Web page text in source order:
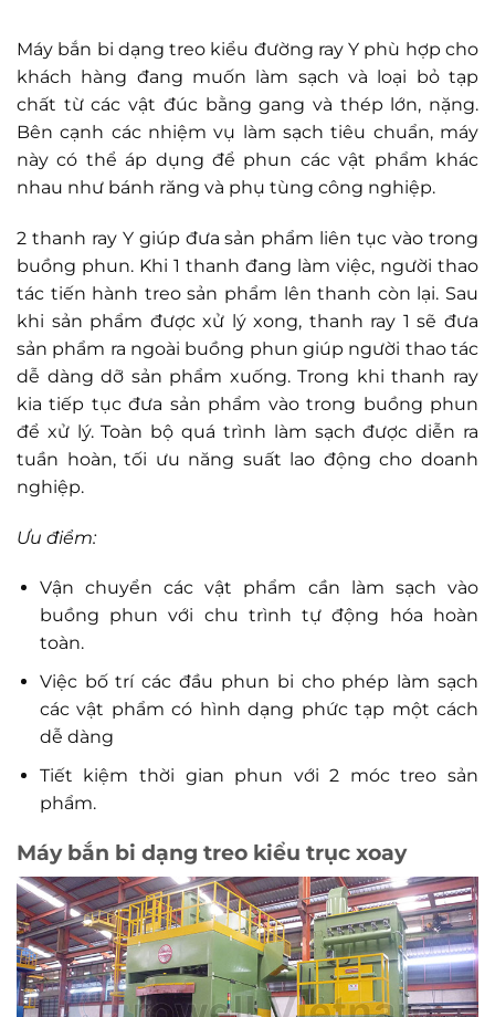
Máy bắn bi dạng treo kiểu đường ray Y phù hợp cho
khách hàng đang muốn làm sạch và loại bỏ tạp
chất từ ​​các vật đúc bằng gang và thép lớn, nặng.
Bên cạnh các nhiệm vụ làm sạch tiêu chuẩn, máy
này có thể áp dụng để phun các vật phẩm khác
nhau như bánh răng và phụ tùng công nghiệp.
2 thanh ray Y giúp đưa sản phẩm liên tục vào trong
buồng phun. Khi 1 thanh đang làm việc, người thao
tác tiến hành treo sản phẩm lên thanh còn lại. Sau
khi sản phẩm được xử lý xong, thanh ray 1 sẽ đưa
sản phẩm ra ngoài buồng phun giúp người thao tác
dễ dàng dỡ sản phẩm xuống. Trong khi thanh ray
kia tiếp tục đưa sản phẩm vào trong buồng phun
để xử lý. Toàn bộ quá trình làm sạch được diễn ra
tuần hoàn, tối ưu năng suất lao động cho doanh
nghiệp.
Ưu điểm:
Vận chuyển các vật phẩm cần làm sạch vào
buồng phun với chu trình tự động hóa hoàn
toàn.
Việc bố trí các đầu phun bi cho phép làm sạch
các vật phẩm có hình dạng phức tạp một cách
dễ dàng
Tiết kiệm thời gian phun với 2 móc treo sản
phẩm.
Máy bắn bi dạng treo kiểu trục xoay